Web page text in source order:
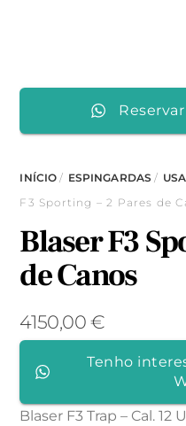
INÍCIO/ ESPINGARDAS /
F3 Sporting – 2 Pares de
Blaser F3
de Canos
4150,00€
Tenho
Blaser F3 Trap – Cal. 12